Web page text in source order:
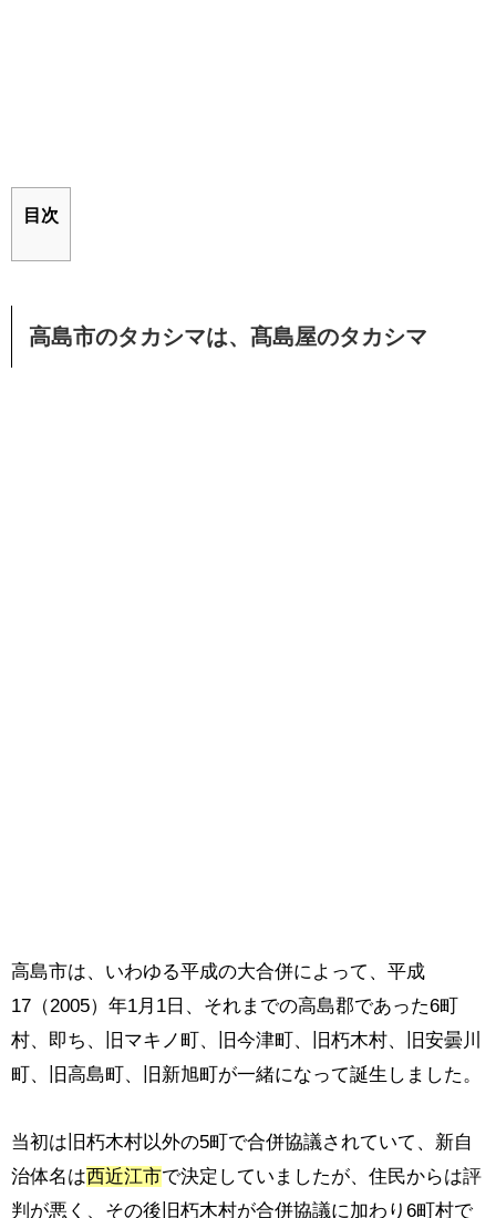
目次
高島市のタカシマは、髙島屋のタカシマ
高島市は、いわゆる平成の大合併によって、平成
17（2005）年1月1日、それまでの高島郡であった6町
村、即ち、旧マキノ町、旧今津町、旧朽木村、旧安曇川
町、旧高島町、旧新旭町が一緒になって誕生しました。
当初は旧朽木村以外の5町で合併協議されていて、新自
治体名は西近江市で決定していましたが、住民からは評
判が悪く、その後旧朽木村が合併協議に加わり6町村で